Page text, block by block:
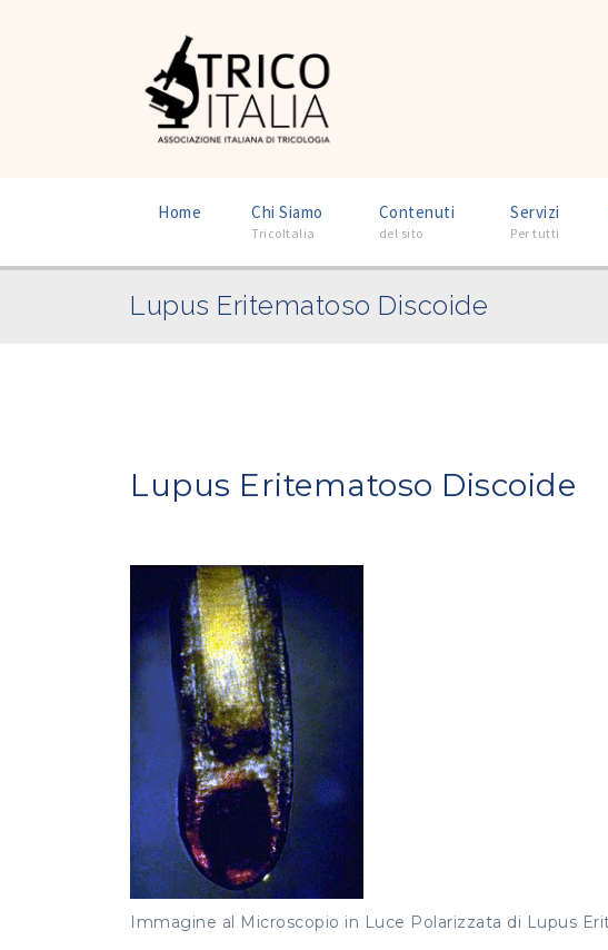
Home Chi Siamo
TricoItalia
Contenuti
del sito
Servizi
Per tutti
Lupus Eritematoso Discoide
Lupus Eritematoso Discoide
Immagine al Microscopio in Luce Polarizzata di Lupus